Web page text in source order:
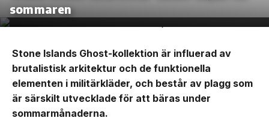
sommaren
Stone Islands Ghost-kollektion är influerad av
brutalistisk arkitektur och de funktionella
elementen i militärkläder, och består av plagg som
är särskilt utvecklade för att bäras under
sommarmånaderna.